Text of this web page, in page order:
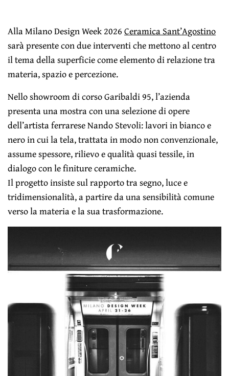
Alla Milano Design Week 2026Ceramica Sant’Agostino
sarà presente con due interventi che mettono al centro
il tema della superficie come elemento di relazione tra
materia, spazio e percezione.
Nello showroom di corso Garibaldi 95, l’azienda
presenta una mostra con una selezione di opere
dell’artista ferrarese Nando Stevoli: lavori in bianco e
nero in cui la tela, trattata in modo non convenzionale,
assume spessore, rilievo e qualità quasi tessile, in
dialogo con le finiture ceramiche.
Il progetto insiste sul rapporto tra segno, luce e
tridimensionalità, a partire da una sensibilità comune
verso la materia e la sua trasformazione.